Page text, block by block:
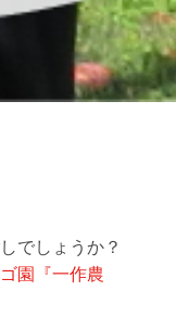
でしょうか？
園『一作農